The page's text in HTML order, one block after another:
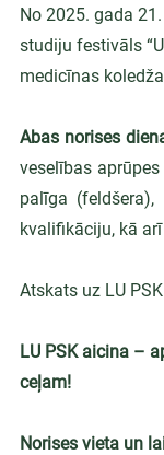
No 2025. gada
studiju festivāls
medicīnas
Abas norises
veselības
palīga
kvalifikāciju, kā
Atskats uz LU
LU PSK aicina –
ceļam!
Norises vieta un